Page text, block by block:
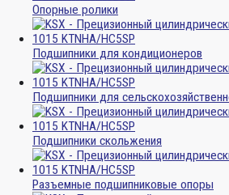
Опорные ролики
Подшипники для кондиционеров
Подшипники для
Подшипники скольжения
Разъемные подшипниковые опоры